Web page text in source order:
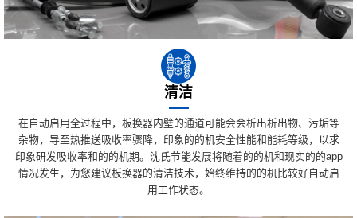
清洁
在自动启用全过程中，板换器内壁的通道可能会会析出析出物、污垢等
杂物，导至热推送吸收率骤降，印象的的机安全性能和能耗等级，以求
印象研发吸收率和的的机期。沈氏节能发展将随着的的机和现实的的app
情况发生，为您建议板换器的清洁技术，始终维持的的机比较好自动启
用工作状态。